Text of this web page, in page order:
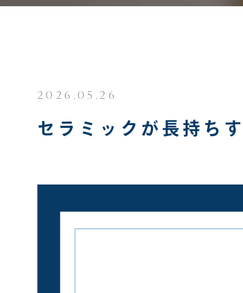
2026.05.26
セラミックが長持ち